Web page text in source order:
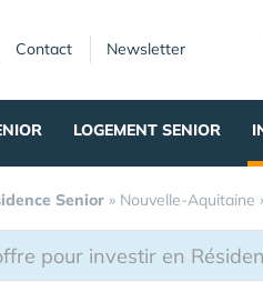
Contact Newsletter
LOGEMENT SENIOR
Senior » Nouvelle-Aquitaine